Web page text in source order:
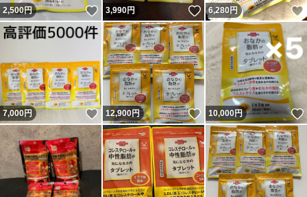
2,500円 いいね！
3,990円 いいね！
6,280円
7,000円 いいね！
12,900円 いいね！
10,000円